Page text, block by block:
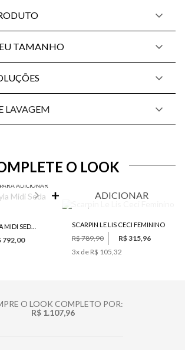
TAMANHO
LAVAGEM
O LOOK
ADICIONAR
792,00
ADICIONAR
SCARPIN LE LIS CECI FEMININO
R$ 789,90
R$ 315,96
3x de R$ 105,32
O LOOK COMPLETO POR:
R$ 1.107,96